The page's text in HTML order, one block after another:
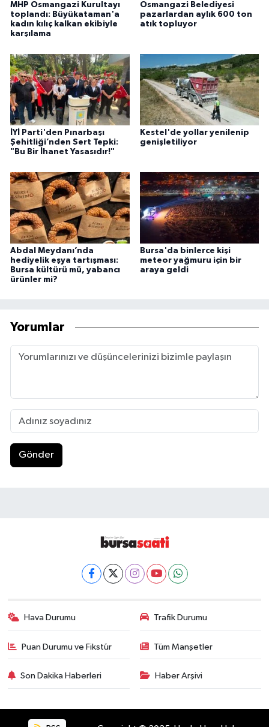
MHP Osmangazi Kurultayı
toplandı: Büyükataman'a
kadın kılıç kalkan ekibiyle
karşılama
Osmangazi Belediyesi
pazarlardan aylık 600 ton
atık topluyor
İYİ Parti'den Pınarbaşı
Şehitliği’nden Sert Tepki:
"Bu Bir İhanet Yasasıdır!"
Kestel'de yollar yenilenip
genişletiliyor
Abdal Meydanı’nda
hediyelik eşya tartışması:
Bursa kültürü mü, yabancı
ürünler mi?
Bursa'da binlerce kişi
meteor yağmuru için bir
araya geldi
Yorumlar
Gönder
Hava Durumu Trafik Durumu
Puan Durumu ve Fikstür Tüm Manşetler
Son Dakika Haberleri Haber Arşivi